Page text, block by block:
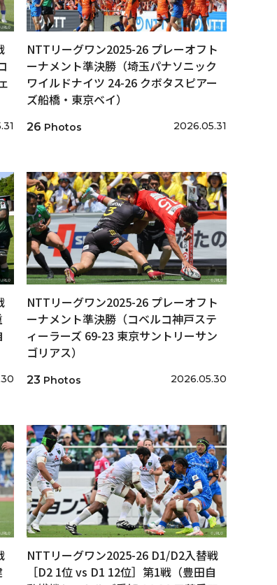
NTTリーグワン2025-26 プレーオフト
ーナメント準決勝（埼玉パナソニック
ワイルドナイツ 24-26 クボタスピアー
ズ船橋・東京ベイ）
26 Photos 2026.05.31
NTTリーグワン2025-26 プレーオフト
ーナメント準決勝（コベルコ神戸ステ
ィーラーズ 69-23 東京サントリーサン
ゴリアス）
23 Photos 2026.05.30
NTTリーグワン2025-26 D1/D2入替戦
［D2 1位 vs D1 12位］第1戦（豊田自